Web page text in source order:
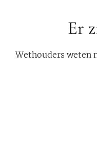
Er
Wethouders weten